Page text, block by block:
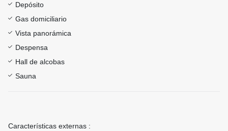
Depósito
Gas domiciliario
Vista panorámica
Despensa
Hall de alcobas
Sauna
Características externas :